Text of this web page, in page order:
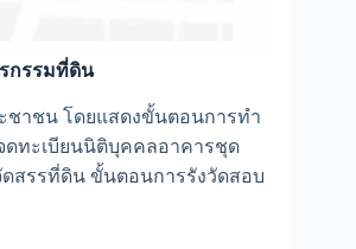
กรรมที่ดิน
ชาชน โดยแสดงขั้นตอนการทำ
ดทะเบียนนิติบุคคลอาคารชุด
สรรที่ดิน ขั้นตอนการรังวัดสอบ